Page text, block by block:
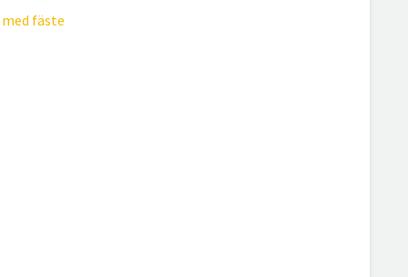
fäste